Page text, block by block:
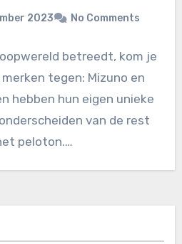
2023 No Comments
betreedt, kom je
tegen: Mizuno en
hebben hun eigen unieke
van de rest
peloton.…